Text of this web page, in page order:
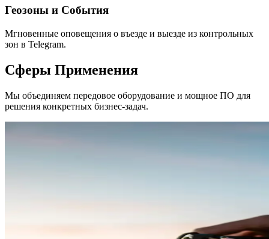
Геозоны и События
Мгновенные оповещения о въезде и выезде из контрольных
зон в Telegram.
Сферы Применения
Мы объединяем передовое оборудование и мощное ПО для
решения конкретных бизнес-задач.